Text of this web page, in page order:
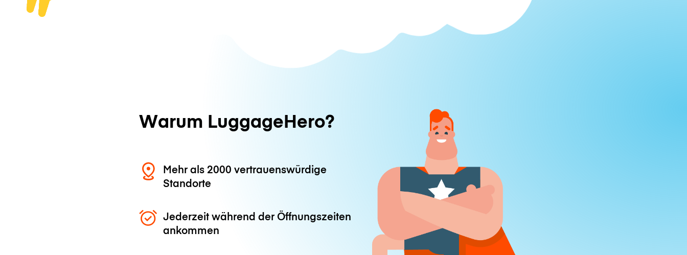
Warum LuggageHero?
Mehr als 2000 vertrauenswürdige
Standorte
Jederzeit während der Öffnungszeiten
ankommen